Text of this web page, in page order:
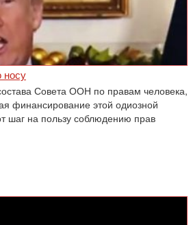
Совета ООН по правам человека,
финансирование этой одиозной
шаг на пользу соблюдению прав